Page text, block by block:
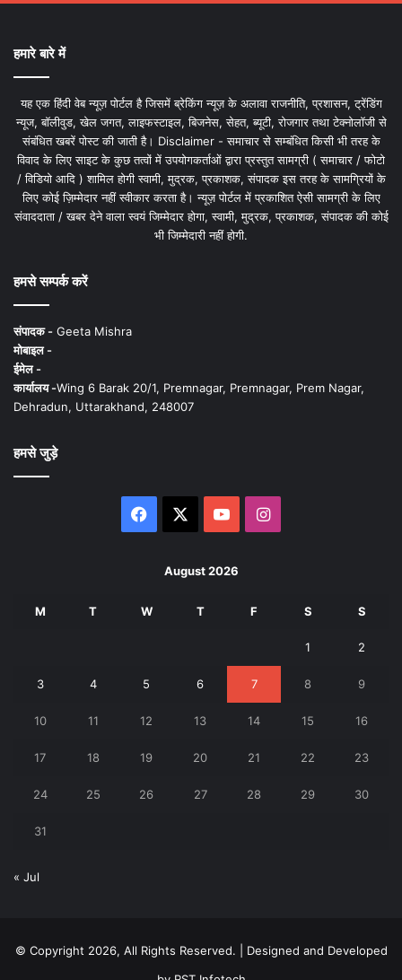
हमारे बारे में
यह एक हिंदी वेब न्यूज़ पोर्टल है जिसमें ब्रेकिंग न्यूज़ के अलावा राजनीति, प्रशासन, ट्रेंडिंग
न्यूज, बॉलीवुड, खेल जगत, लाइफस्टाइल, बिजनेस, सेहत, ब्यूटी, रोजगार तथा टेक्नोलॉजी से
संबंधित खबरें पोस्ट की जाती है। Disclaimer - समाचार से सम्बंधित किसी भी तरह के
विवाद के लिए साइट के कुछ तत्वों में उपयोगकर्ताओं द्वारा प्रस्तुत सामग्री ( समाचार / फोटो
/ विडियो आदि ) शामिल होगी स्वामी, मुद्रक, प्रकाशक, संपादक इस तरह के सामग्रियों के
लिए कोई ज़िम्मेदार नहीं स्वीकार करता है। न्यूज़ पोर्टल में प्रकाशित ऐसी सामग्री के लिए
संवाददाता / खबर देने वाला स्वयं जिम्मेदार होगा, स्वामी, मुद्रक, प्रकाशक, संपादक की कोई
भी जिम्मेदारी नहीं होगी.
हमसे सम्पर्क करें
संपादक - Geeta Mishra
मोबाइल -
ईमेल -
कार्यालय -Wing 6 Barak 20/1, Premnagar, Premnagar, Prem Nagar,
Dehradun, Uttarakhand, 248007
हमसे जुड़े
Facebook YouTubeInstagram
August 2026
M T W T F S S
1 2
3 4 5 6 7 8 9
10 11 12 13 14 15 16
17 18 19 20 21 22 23
24 25 26 27 28 29 30
31
« Jul
© Copyright 2026, All Rights Reserved. | Designed and Developed